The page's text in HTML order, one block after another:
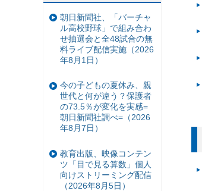
朝日新聞社、「バーチャ
ル高校野球」で組み合わ
せ抽選会と全48試合の無
料ライブ配信実施（2026
年8月1日）
今の子どもの夏休み、親
世代と何が違う？保護者
の73.5％が変化を実感=
朝日新聞社調べ=（2026
年8月7日）
教育出版、映像コンテン
ツ「目で見る算数」個人
向けストリーミング配信
（2026年8月5日）